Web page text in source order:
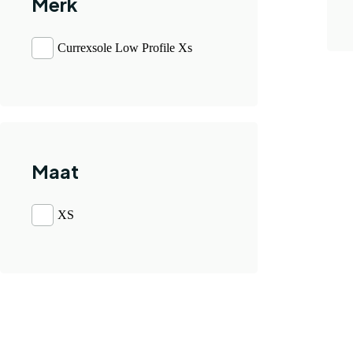
Currexsole Low Profile Xs
Maat
XS